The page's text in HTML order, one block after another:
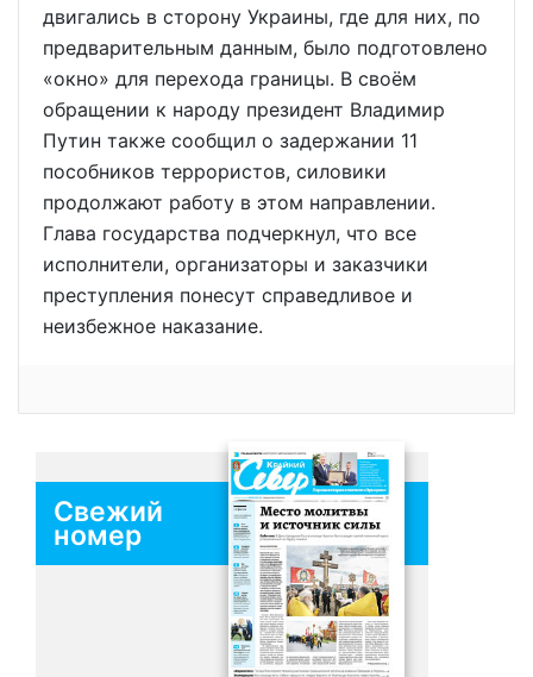
двигались в сторону Украины, где для них, по
предварительным данным, было подготовлено
«окно» для перехода границы. В своём
обращении к народу президент Владимир
Путин также сообщил о задержании 11
пособников террористов, силовики
продолжают работу в этом направлении.
Глава государства подчеркнул, что все
исполнители, организаторы и заказчики
преступления понесут справедливое и
неизбежное наказание.
Свежий
номер